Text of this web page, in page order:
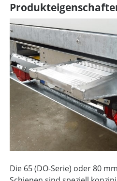
Die 65 (DO-Serie) oder 80